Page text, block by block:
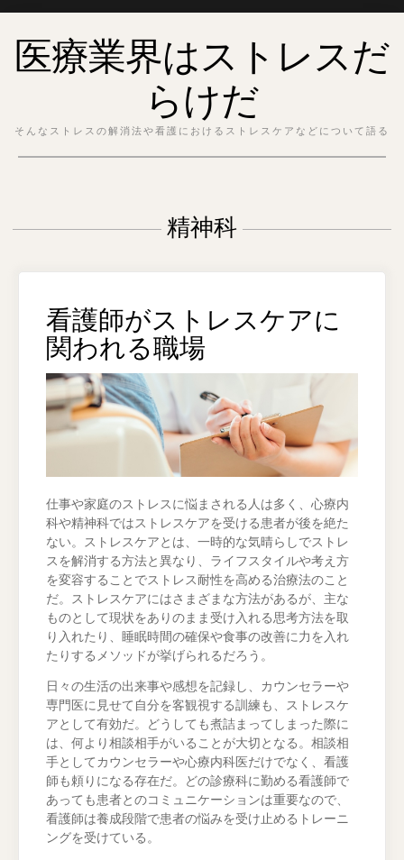
content医療業界はストレスだ
らけだ
そんなストレスの解消法や看護におけるストレスケアなどについて語る
精神科
看護師がストレスケアに
関われる職場
仕事や家庭のストレスに悩まされる人は多く、心療内
科や精神科ではストレスケアを受ける患者が後を絶た
ない。ストレスケアとは、一時的な気晴らしでストレ
スを解消する方法と異なり、ライフスタイルや考え方
を変容することでストレス耐性を高める治療法のこと
だ。ストレスケアにはさまざまな方法があるが、主な
ものとして現状をありのまま受け入れる思考方法を取
り入れたり、睡眠時間の確保や食事の改善に力を入れ
たりするメソッドが挙げられるだろう。
日々の生活の出来事や感想を記録し、カウンセラーや
専門医に見せて自分を客観視する訓練も、ストレスケ
アとして有効だ。どうしても煮詰まってしまった際に
は、何より相談相手がいることが大切となる。相談相
手としてカウンセラーや心療内科医だけでなく、看護
師も頼りになる存在だ。どの診療科に勤める看護師で
あっても患者とのコミュニケーションは重要なので、
看護師は養成段階で患者の悩みを受け止めるトレーニ
ングを受けている。